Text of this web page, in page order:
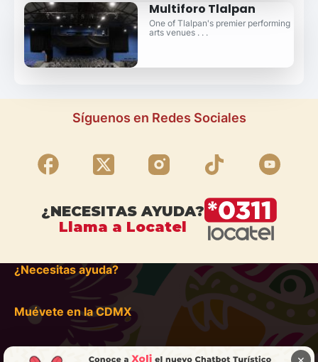
Multiforo Tlalpan
One of Tlalpan's premier performing
arts venues . . .
Síguenos en Redes Sociales
¿NECESITAS AYUDA?
Llama a Locatel
¿Necesitas ayuda?
Muévete en la CDMX